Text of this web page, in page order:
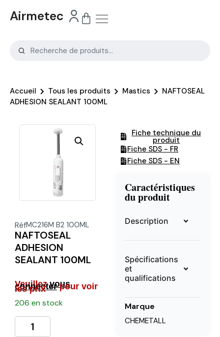
Airmetec
Accueil Tous les produits Mastics
NAFTOSEAL
ADHESION SEALANT 100ML
RéfMC216M B2 100ML
NAFTOSEAL
ADHESION
SEALANT 100ML
Veuillezvous
connecterpour voir
les prix
206 en stock
Fiche technique du
produit
Fiche SDS - FR
Fiche SDS - EN
Caractéristiques
du produit
Description
Spécifications
et
qualifications
Marque
CHEMETALL